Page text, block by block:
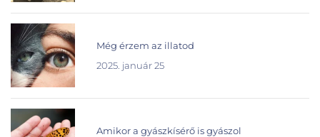
Még érzem az illatod
2025. január 25
Amikor a gyászkísérő is gyászol